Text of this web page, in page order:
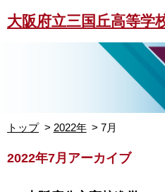
大阪府立三国丘高等学
トップ 2022年 7月
2022年7月アーカイブ